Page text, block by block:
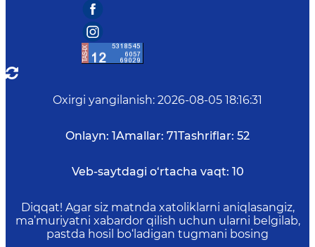
Oxirgi yangilanish: 2026-08-05 18:16:31
Onlayn: 1Amallar: 71Tashriflar: 52
Veb-saytdagi o‘rtacha vaqt: 10
Diqqat! Agar siz matnda xatoliklarni aniqlasangiz,
ma’muriyatni xabardor qilish uchun ularni belgilab,
pastda hosil bo‘ladigan tugmani bosing